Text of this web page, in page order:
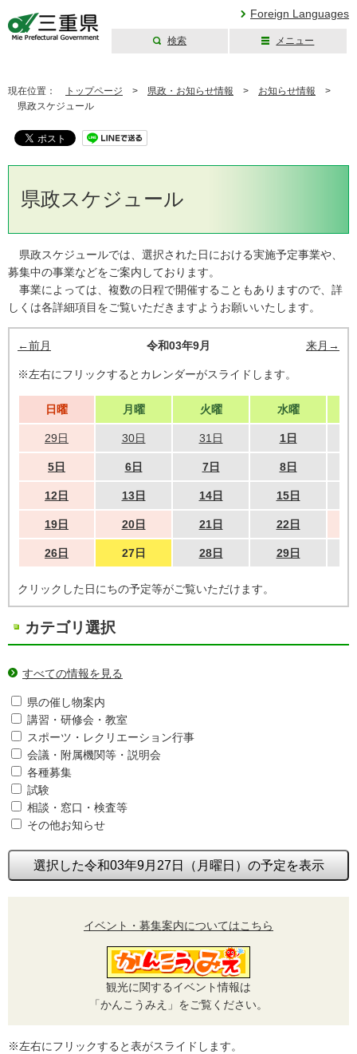
Foreign Languages
検索 メニュー
現在位置： トップページ > 県政・お知らせ情報 > お知らせ情報 >
県政スケジュール
県政スケジュール
県政スケジュールでは、選択された日における実施予定事業や、
募集中の事業などをご案内しております。
事業によっては、複数の日程で開催することもありますので、詳
しくは各詳細項目をご覧いただきますようお願いいたします。
←前月 令和03年9月 来月→
※左右にフリックするとカレンダーがスライドします。
日曜 月曜 火曜 水曜
29日 30日 31日 1日
5日 6日 7日 8日
12日 13日 14日 15日
19日 20日 21日 22日
26日 27日 28日 29日
クリックした日にちの予定等がご覧いただけます。
カテゴリ選択
すべての情報を見る
県の催し物案内
講習・研修会・教室
スポーツ・レクリエーション行事
会議・附属機関等・説明会
各種募集
試験
相談・窓口・検査等
その他お知らせ
選択した令和03年9月27日（月曜日）の予定を表示
イベント・募集案内についてはこちら
観光に関するイベント情報は
「かんこうみえ」をご覧ください。
※左右にフリックすると表がスライドします。